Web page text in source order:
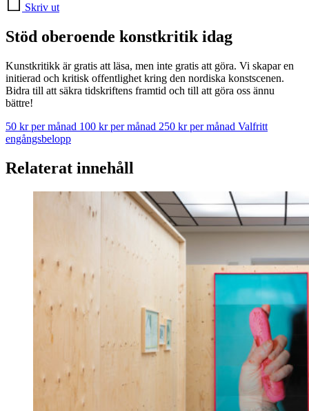
Skriv ut
Stöd oberoende konstkritik idag
Kunstkritikk är gratis att läsa, men inte gratis att göra. Vi skapar en
initierad och kritisk offentlighet kring den nordiska konstscenen.
Bidra till att säkra tidskriftens framtid och till att göra oss ännu
bättre!
50 kr per månad 100 kr per månad 250 kr per månad Valfritt
engångsbelopp
Relaterat innehåll